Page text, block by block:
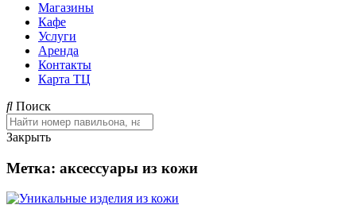
Магазины
Кафе
Услуги
Аренда
Контакты
Карта ТЦ
Поиск
Закрыть
Метка: аксессуары из кожи